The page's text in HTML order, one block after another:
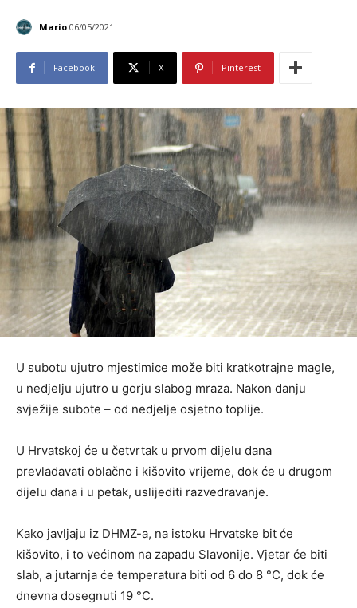
Mario 06/05/2021
Facebook X Pinterest
U subotu ujutro mjestimice može biti kratkotrajne magle,
u nedjelju ujutro u gorju slabog mraza. Nakon danju
svježije subote – od nedjelje osjetno toplije.
U Hrvatskoj će u četvrtak u prvom dijelu dana
prevladavati oblačno i kišovito vrijeme, dok će u drugom
dijelu dana i u petak, uslijediti razvedravanje.
Kako javljaju iz DHMZ-a, na istoku Hrvatske bit će
kišovito, i to većinom na zapadu Slavonije. Vjetar će biti
slab, a jutarnja će temperatura biti od 6 do 8 °C, dok će
dnevna dosegnuti 19 °C.